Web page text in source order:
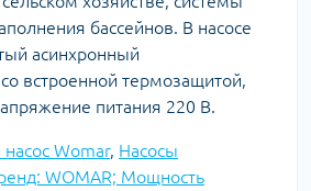
бассейнов. В насосе
асинхронный
встроенной термозащитой,
питания 220 В.
Womar, Насосы
WOMAR; Мощность